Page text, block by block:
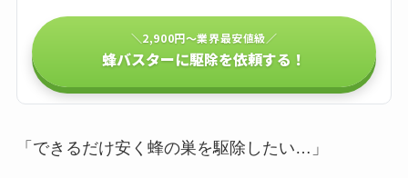
＼2,900円〜業界最安値級／
蜂バスターに駆除を依頼する！
「できるだけ安く蜂の巣を駆除したい…」